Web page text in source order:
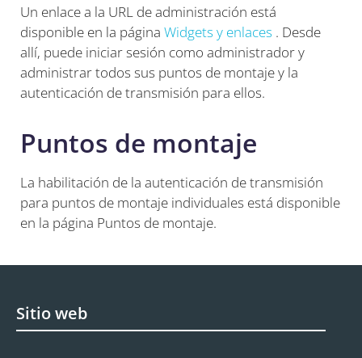
Un enlace a la URL de administración está
disponible en la página Widgets y enlaces . Desde
allí, puede iniciar sesión como administrador y
administrar todos sus puntos de montaje y la
autenticación de transmisión para ellos.
Puntos de montaje
La habilitación de la autenticación de transmisión
para puntos de montaje individuales está disponible
en la página Puntos de montaje.
Sitio web